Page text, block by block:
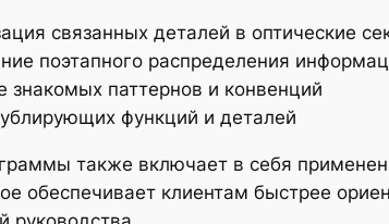
связанных деталей в оптические
поэтапного распределения
знакомых паттернов и конвенций
функций и деталей
также включает в себя
обеспечивает клиентам быстрее